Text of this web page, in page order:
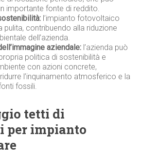
importante fonte di reddito.
l’impianto fotovoltaico
pulita, contribuendo alla riduzione
dell’azienda.
aziendale: l’azienda può
politica di sostenibilità e
con azioni concrete,
l’inquinamento atmosferico e la
fossili.
tetti di
per impianto